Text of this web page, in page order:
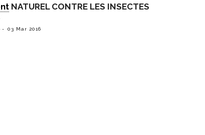
NATUREL CONTRE LES INSECTES
03 Mar 2016